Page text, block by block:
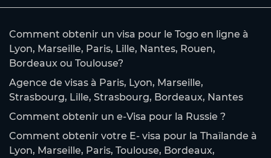
Comment obtenir un visa pour le Togo en ligne à
Lyon, Marseille, Paris, Lille, Nantes, Rouen,
Bordeaux ou Toulouse?
Agence de visas à Paris, Lyon, Marseille,
Strasbourg, Lille, Strasbourg, Bordeaux, Nantes
Comment obtenir un e-Visa pour la Russie ?
Comment obtenir votre E- visa pour la Thaïlande à
Lyon, Marseille, Paris, Toulouse, Bordeaux,